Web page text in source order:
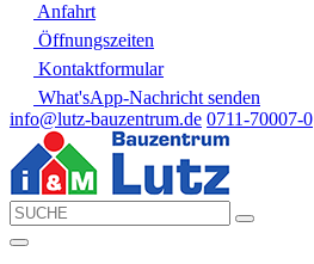
Anfahrt
Öffnungszeiten
Kontaktformular
What'sApp-Nachricht senden
info@lutz-bauzentrum.de 0711-70007-0